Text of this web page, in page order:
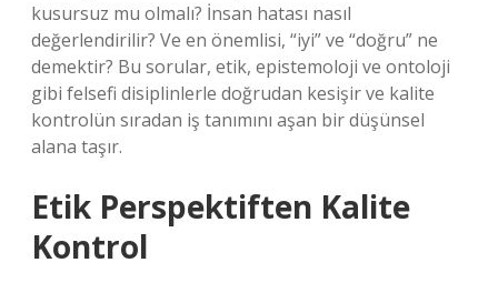
kusursuz mu olmalı? İnsan hatası nasıl
değerlendirilir? Ve en önemlisi, “iyi” ve “doğru” ne
demektir? Bu sorular, etik, epistemoloji ve ontoloji
gibi felsefi disiplinlerle doğrudan kesişir ve kalite
kontrolün sıradan iş tanımını aşan bir düşünsel
alana taşır.
Etik Perspektiften Kalite
Kontrol